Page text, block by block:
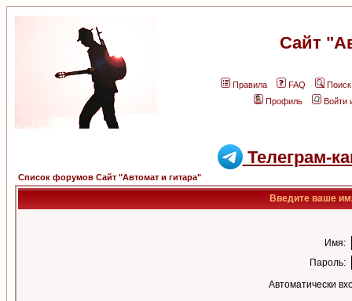
Сайт
Правила FAQ
Поиск
Профиль
Войти
Телеграм-
Список форумов Сайт "Автомат и гитара"
Введите ваше
Имя:
Пароль:
Автоматически